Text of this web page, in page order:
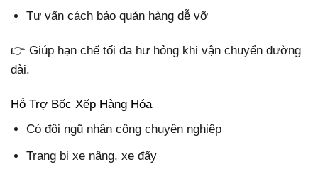
Tư vấn cách bảo quản hàng dễ vỡ
👉 Giúp hạn chế tối đa hư hỏng khi vận chuyển đường
dài.
Hỗ Trợ Bốc Xếp Hàng Hóa
Có đội ngũ nhân công chuyên nghiệp
Trang bị xe nâng, xe đẩy